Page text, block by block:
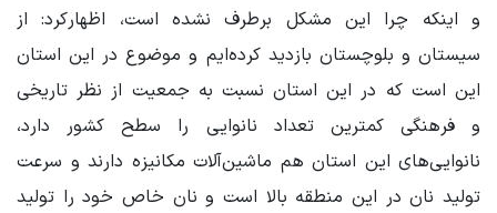
و اینکه چرا این مشکل برطرف نشده‌ است، اظهارکرد: از
سیستان و بلوچستان بازدید کرده‌ایم و موضوع در این استان
این است که در این استان نسبت به جمعیت از نظر تاریخی
و فرهنگی کمترین تعداد نانوایی را سطح کشور دارد،
نانوایی‌های این استان هم ماشین‌آلات مکانیزه دارند و سرعت
تولید نان در این منطقه بالا است و نان خاص خود را تولید